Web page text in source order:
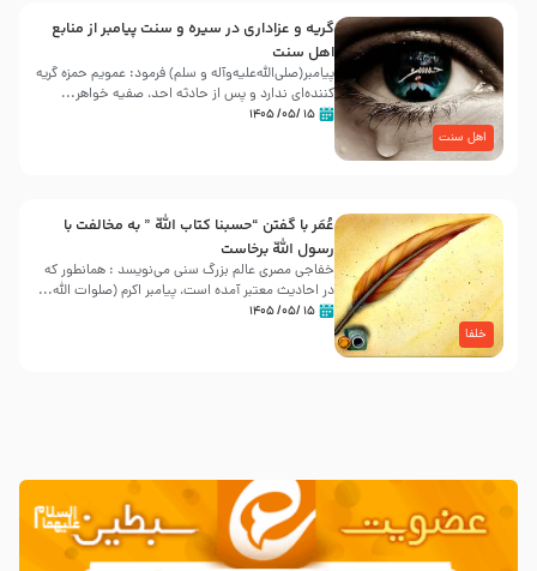
اهل سنت
گریه و عزاداری در سیره و سنت پیامبر از منابع
اهل سنت
پیامبر(صلی‌الله‌علیه‌وآله و سلم) فرمود: عمویم حمزه گریه
کننده‌ای ندارد و پس از حادثه احد، صفیه خواهر...
۱۵ /۰۵/ ۱۴۰۵
خلفا
عُمَر با گفتن “حسبنا كتاب اللّه ” به مخالفت با
رسول اللّه برخاست
خفاجی مصری عالم بزرگ سنی می‌نویسد : همانطور که
در احادیث معتبر آمده است، پیامبر اکرم (صلوات اللّه...
۱۵ /۰۵/ ۱۴۰۵